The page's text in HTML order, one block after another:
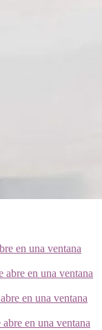
en una ventana
en una ventana
en una ventana
en una ventana